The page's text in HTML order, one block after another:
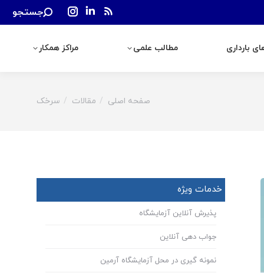
Rss
window
Linkedin
opens
window
Instagram
opens
window
Search:
جستجو
بارداری مطالب علمی مراکز همکار
You are here:
صفحه اصلی مقالات سرخک
خدمات ویژه
پذیرش آنلاین آزمایشگاه
جواب دهی آنلاین
نمونه گیری در محل آزمایشگاه آرمین
مراکز همکار